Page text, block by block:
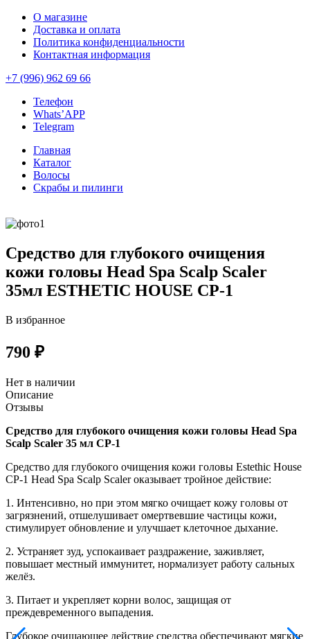
О магазине
Доставка и оплата
Политика конфиденциальности
Контактная информация
+7 (996) 962 69 66
Телефон
Whats’APP
Telegram
Главная
Каталог
Волосы
Скрабы и пилинги
Средство для глубокого очищения
кожи головы Head Spa Scalp Scaler
35мл ESTHETIC HOUSE СР-1
В избранное
790 ₽
Нет в наличии
Описание
Отзывы
Средство для глубокого очищения кожи головы Head Spa
Scalp Scaler 35 мл CP-1
Средство для глубокого очищения кожи головы Estethic House
CP-1 Head Spa Scalp Scaler оказывает тройное действие:
1. Интенсивно, но при этом мягко очищает кожу головы от
загрязнений, отшелушивает омертвевшие частицы кожи,
стимулирует обновление и улучшает клеточное дыхание.
2. Устраняет зуд, успокаивает раздражение, заживляет,
повышает местный иммунитет, нормализует работу сальных
желёз.
3. Питает и укрепляет корни волос, защищая от
преждевременного выпадения.
Глубокое очищающее действие средства обеспечивают мягкие